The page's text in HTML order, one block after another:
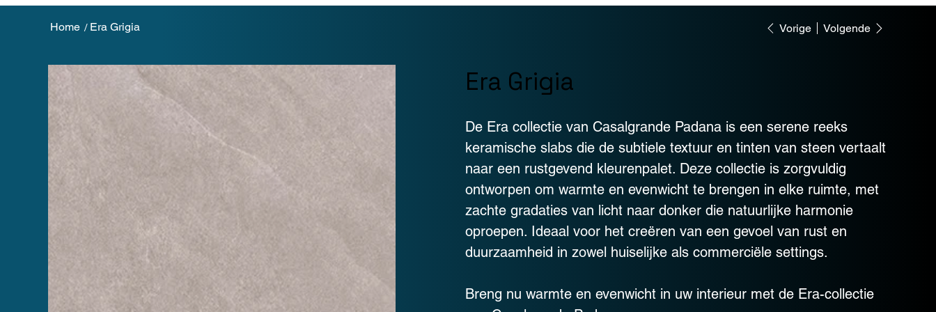
Home / Era Grigia Vorige Volgende
Era Grigia
De Era collectie van Casalgrande Padana is een serene reeks
keramische slabs die de subtiele textuur en tinten van steen vertaalt
naar een rustgevend kleurenpalet. Deze collectie is zorgvuldig
ontworpen om warmte en evenwicht te brengen in elke ruimte, met
zachte gradaties van licht naar donker die natuurlijke harmonie
oproepen. Ideaal voor het creëren van een gevoel van rust en
duurzaamheid in zowel huiselijke als commerciële settings.
Breng nu warmte en evenwicht in uw interieur met de Era-collectie